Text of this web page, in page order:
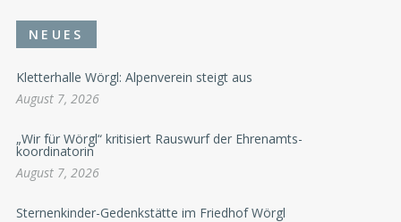
NEUES
Kletterhalle Wörgl: Alpenverein steigt aus
August 7, 2026
„Wir für Wörgl“ kritisiert Rauswurf der Ehrenamts-
koordinatorin
August 7, 2026
Sternenkinder-Gedenkstätte im Friedhof Wörgl